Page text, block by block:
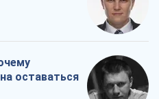
оставаться